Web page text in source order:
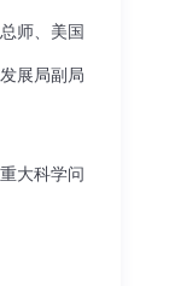
师、美国
展局副局
大科学问